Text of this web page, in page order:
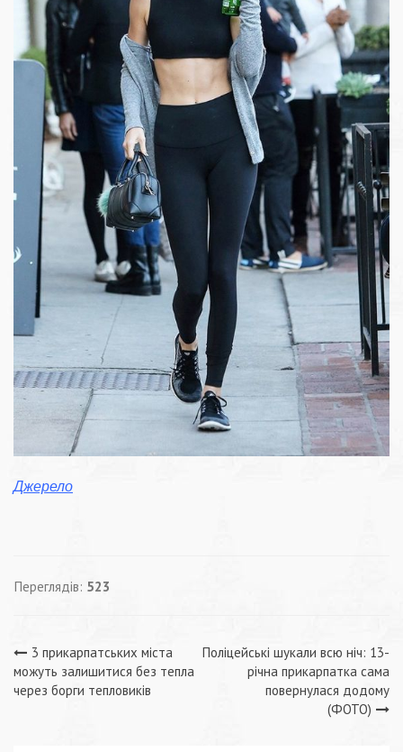
Джерело
Переглядів: 523
Навігація
записів
3 прикарпатських міста
можуть залишитися без тепла
через борги тепловиків
Поліцейські шукали всю ніч: 13-
річна прикарпатка сама
повернулася додому
(ФОТО)